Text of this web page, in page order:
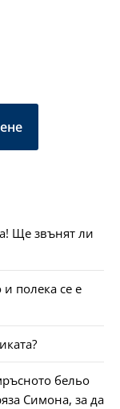
Ще звънят ли
полека се е
бельо
Симона, за да